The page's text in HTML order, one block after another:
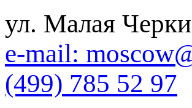
ул. Малая
e-mail:
(499) 785 52 97